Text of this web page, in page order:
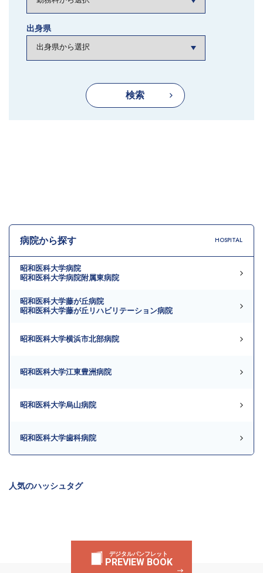
出身県
病院から探す HOSPITAL
昭和医科大学病院
昭和医科大学病院附属東病院
昭和医科大学藤が丘病院
昭和医科大学藤が丘リハビリテーション病院
昭和医科大学横浜市北部病院
昭和医科大学江東豊洲病院
昭和医科大学烏山病院
昭和医科大学歯科病院
人気のハッシュタグ
デジタルパンフレット
PREVIEW BOOK